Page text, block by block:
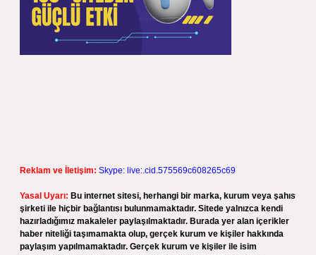
Reklam ve İletişim: Skype: live:.cid.575569c608265c69
Yasal Uyarı: Bu internet sitesi, herhangi bir marka, kurum veya şahıs
şirketi ile hiçbir bağlantısı bulunmamaktadır. Sitede yalnızca kendi
hazırladığımız makaleler paylaşılmaktadır. Burada yer alan içerikler
haber niteliği taşımamakta olup, gerçek kurum ve kişiler hakkında
paylaşım yapılmamaktadır. Gerçek kurum ve kişiler ile isim